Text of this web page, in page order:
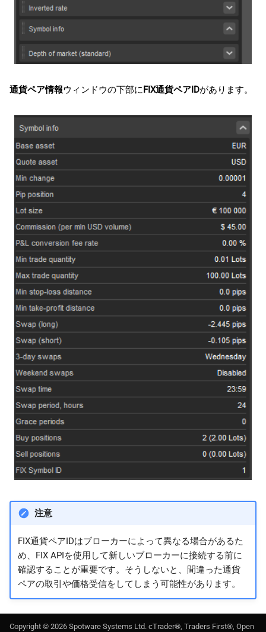
通貨ペア情報ウィンドウの下部にFIX通貨ペアIDがあります。
注意
FIX通貨ペアIDはブローカーによって異なる場合があるた
め、FIX APIを使用して新しいブローカーに接続する前に
確認することが重要です。そうしないと、間違った通貨
ペアの取引や価格受信をしてしまう可能性があります。
Copyright © 2026 Spotware Systems Ltd. cTrader®, Traders First®, Open